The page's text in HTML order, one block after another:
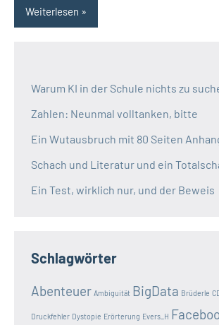
Weiterlesen
Warum KI in der Schule nichts zu
Zahlen: Neunmal volltanken, bitte
Ein Wutausbruch mit 80 Seiten
Schach und Literatur und ein
Ein Test, wirklich nur, und der Beweis
Schlagwörter
Abenteuer Ambiguität BigData Brüderle
Druckfehler Dystopie Erörterung Evers_H